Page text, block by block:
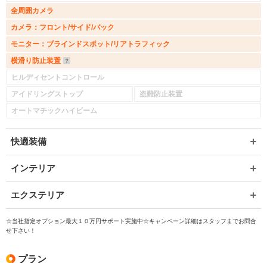
全周囲カメラ
カメラ：フロント/サイド/バック
モニター：ブラインドスポット/リアトラフィック
横滑り防止装置
ヒルディセントコントロール
アイドリングストップ
盗難防止装置
オートマチックハイビーム
快適装備
インテリア
エクステリア
☆当社指定オプション最大１０万円サポート実施中☆キャンペーン詳細はスタッフまでお問合
せ下さい！
プラン
※保存された情報は90日で破棄されます
いいえ はい